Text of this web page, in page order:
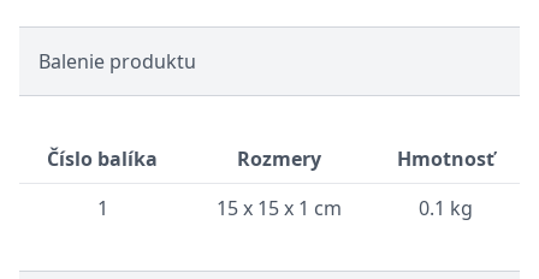
Balenie produktu
Číslo balíka Rozmery
Hmotnosť
1
15 x 15 x 1 cm 0.1 kg